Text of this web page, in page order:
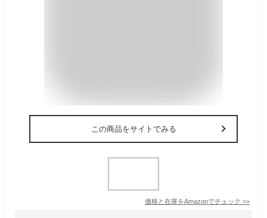
この商品をサイトでみる
価格と在庫をAmazonでチェック >>